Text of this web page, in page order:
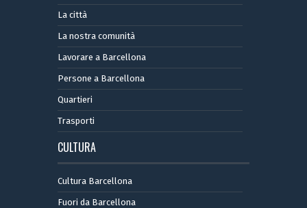
La città
La nostra comunità
Lavorare a Barcellona
Persone a Barcellona
Quartieri
Trasporti
CULTURA
Cultura Barcellona
Fuori da Barcellona